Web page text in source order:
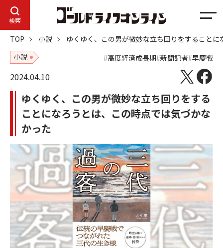
検索
メ
ュ
ー
TOP 小説
ゆくゆく、この男が微妙な立ち回りをすること
小説
高度経済成長期 新聞記者 早慶戦
2024.04.10
ゆくゆく、この男が微妙な立ち回りをする
ことになろうとは、この時点では気づかな
かった